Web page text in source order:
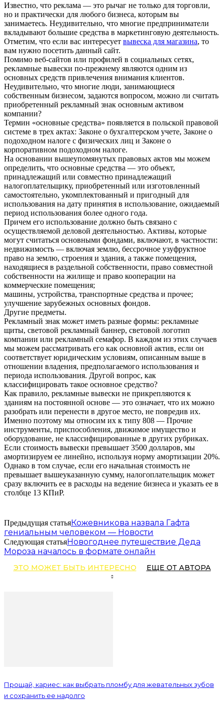
Известно, что реклама — это рычаг не только для торговли,
но и практически для любого бизнеса, которым вы
занимаетесь. Неудивительно, что многие предприниматели
вкладывают большие средства в маркетинговую деятельность.
Отметим, что если вас интересует вывеска для магазина, то
вам нужно посетить данный сайт.
Помимо веб-сайтов или профилей в социальных сетях,
рекламные вывески по-прежнему являются одним из
основных средств привлечения внимания клиентов.
Неудивительно, что многие люди, занимающиеся
собственным бизнесом, задаются вопросом, можно ли считать
приобретенный рекламный знак основным активом
компании?
Термин «основные средства» появляется в польской правовой
системе в трех актах: Законе о бухгалтерском учете, Законе о
подоходном налоге с физических лиц и Законе о
корпоративном подоходном налоге.
На основании вышеупомянутых правовых актов мы можем
определить, что основные средства — это объект,
принадлежащий или совместно принадлежащий
налогоплательщику, приобретенный или изготовленный
самостоятельно, укомплектованный и пригодный для
использования на дату принятия в использование, ожидаемый
период использования более одного года.
Причем его использование должно быть связано с
осуществляемой деловой деятельностью. Активы, которые
могут считаться основными фондами, включают, в частности:
недвижимость — включая землю, бессрочное узуфруктное
право на землю, строения и здания, а также помещения,
находящиеся в раздельной собственности, право совместной
собственности на жилище и право кооперации на
коммерческие помещения;
машины, устройства, транспортные средства и прочее;
улучшение зарубежных основных фондов.
Другие предметы.
Рекламный знак может иметь разные формы: рекламные
щиты, световой рекламный баннер, световой логотип
компании или рекламный семафор. В каждом из этих случаев
мы можем рассматривать его как основной актив, если он
соответствует юридическим условиям, описанным выше в
отношении владения, предполагаемого использования и
периода использования. Другой вопрос, как
классифицировать такое основное средство?
Как правило, рекламные вывески не прикрепляются к
зданиям на постоянной основе — это означает, что их можно
разобрать или перенести в другое место, не повредив их.
Именно поэтому мы относим их к типу 808 — Прочие
инструменты, приспособления, движимое имущество и
оборудование, не классифицированные в других рубриках.
Если стоимость вывески превышает 3500 долларов, мы
амортизируем ее линейно, используя норму амортизации 20%.
Однако в том случае, если его начальная стоимость не
превышает вышеуказанную сумму, налогоплательщик может
сразу включить ее в расходы на ведение бизнеса и указать ее в
столбце 13 КПиР.
Предыдущая статьяКожевникова назвала Гафта
гениальным человеком — Новости
Следующая статьяНовогоднее путешествие Деда
Мороза началось в формате онлайн
ЭТО МОЖЕТ БЫТЬ ИНТЕРЕСНО ЕЩЕ ОТ АВТОРА
Прощай, кариес: как выбрать пломбу для жевательных зубов
и сохранить ее надолго